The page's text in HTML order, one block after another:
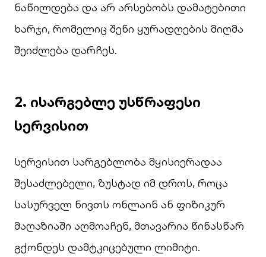
ნაწილდება და არ არსებობს დამატებითი
ხარჯი, რომელიც შენი ყურადღების მიღმა
შეიძლება დარჩეს.
2. ისარგებლე უსწრაფესი
სერვისით
სერვისით სარგებლობა მყისიერადაა
შესაძლებელი, ზუსტად იმ დროს, როცა
სასურველ ნივთს ონლაინ ან ფიზიკურ
მაღაზიაში აღმოაჩენ, მთავარია წინასწარ
გქონდეს დამტკიცებული ლიმიტი.